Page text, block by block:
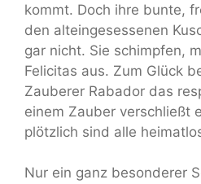
kommt. Doch ihre bunte,
den alteingesessenen
gar nicht. Sie schimpfen,
Felicitas aus. Zum Glück
Zauberer Rabador das
einem Zauber verschließt
plötzlich sind alle
Nur ein ganz besonderer